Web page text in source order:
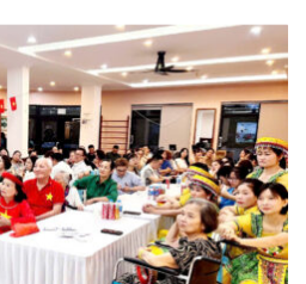
đa khoa Bác sĩ gia đình hà